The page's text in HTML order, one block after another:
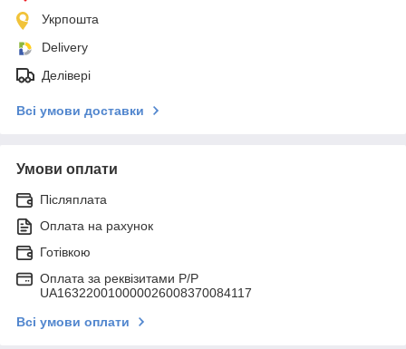
Укрпошта
Delivery
Делівері
Всі умови доставки
Умови оплати
Післяплата
Оплата на рахунок
Готівкою
Оплата за реквізитами P/Р
UA163220010000026008370084117
Всі умови оплати